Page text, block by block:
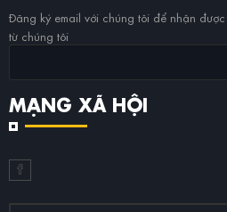
Đăng ký email với chúng tôi để nhận
từ chúng tôi
MẠNG XÃ HỘI